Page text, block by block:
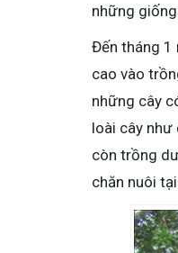
những
Đến tháng 1
cao vào
những cây
loài cây như
còn trồng
chăn nuôi